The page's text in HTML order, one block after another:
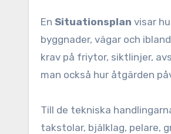
En Situationsplan visar
byggnader, vägar och
krav på friytor, siktlinjer,
man också hur åtgärden
Till de tekniska
takstolar, bjälklag, pelare,